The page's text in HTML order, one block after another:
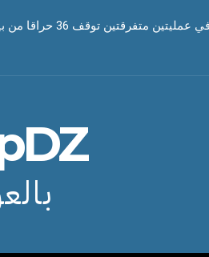
توقف 36 حراقا من بينهم 09 مدبرين للرحلات السرية